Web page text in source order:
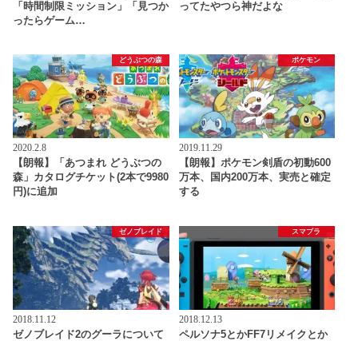
「時間制限ミッション」「見つか
ったらゲーム…
ってたやつら神だよな
どうぶつの森
2020.2.8
【朗報】「あつまれ どうぶつの
森」カタログチケット(2本で9980
円)に追加
ポケモン
2019.11.29
【朗報】ポケモン剣盾の初動600
万本、国内200万本、実売と確定
する
ゼノブレイド
2018.11.12
ゼノブレイド2のグーラについて
スマブラ
2018.12.13
ペルソナ5とかFF7リメイクとか